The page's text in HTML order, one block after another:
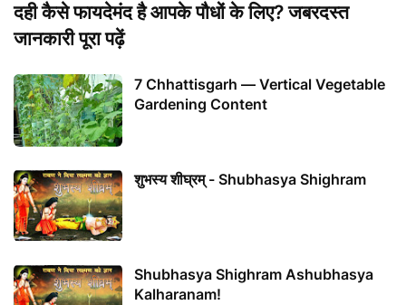
दही कैसे फायदेमंद है आपके पौधों के लिए? जबरदस्त
जानकारी पूरा पढ़ें
7 Chhattisgarh — Vertical Vegetable
Gardening Content
शुभस्य शीघ्रम् - Shubhasya Shighram
Shubhasya Shighram Ashubhasya
Kalharanam!